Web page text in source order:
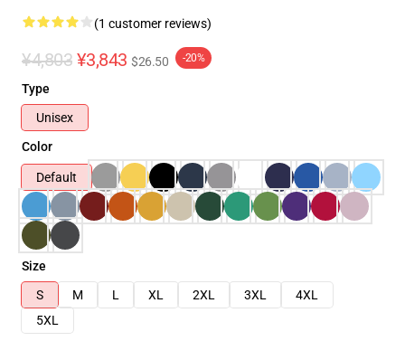
(1 customer reviews)
¥4,803 ¥3,843 $26.50 -20%
Type
Unisex
Color
Default
Size
S
M L XL 2XL 3XL
4XL
5XL